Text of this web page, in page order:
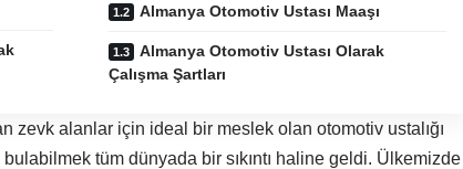
Almanya Otomotiv Ustası Maaşı
Almanya Otomotiv Ustası Olarak
Çalışma Şartları
zevk alanlar için ideal bir meslek olan otomotiv ustalığı
tüm dünyada bir sıkıntı haline geldi. Ülkemizde